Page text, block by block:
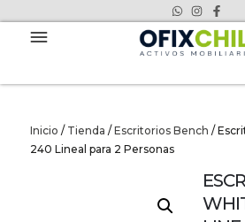
Inicio / Tienda / Escritorios Bench /
240 Lineal para 2 Personas